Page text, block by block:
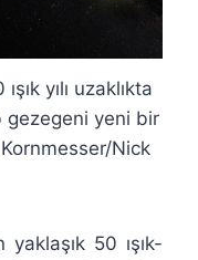
yılı uzaklıkta
gezegeni yeni bir
Nick
yaklaşık 50 ışık-